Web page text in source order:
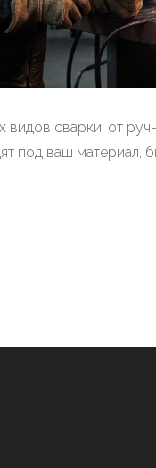
сварки: от
под ваш материал,